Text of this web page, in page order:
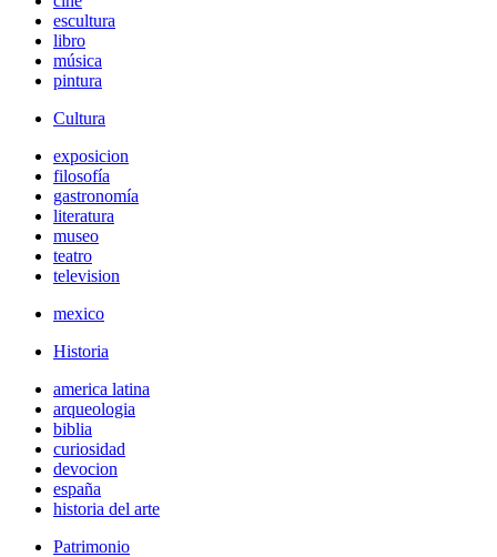
escultura
libro
música
pintura
Cultura
exposicion
filosofía
gastronomía
literatura
museo
teatro
television
mexico
Historia
america latina
arqueologia
biblia
curiosidad
devocion
españa
historia del arte
Patrimonio